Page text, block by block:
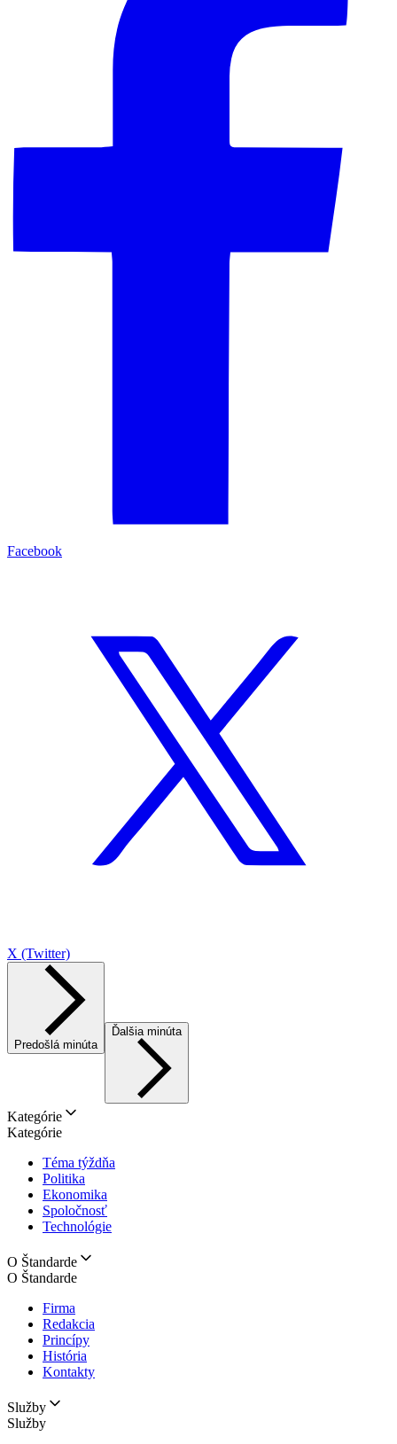
Facebook
X (Twitter)
Predošlá minúta
Ďalšia minúta
Kategórie
Kategórie
Téma týždňa
Politika
Ekonomika
Spoločnosť
Technológie
O Štandarde
O Štandarde
Firma
Redakcia
Princípy
História
Kontakty
Služby
Služby